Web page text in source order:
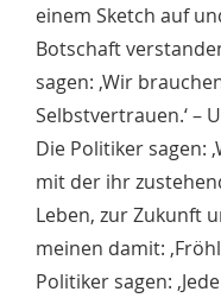
einem Sketch auf
Botschaft
sagen: ‚Wir
Selbstvertrauen.‘ –
Die Politiker sagen:
mit der ihr
Leben, zur Zukunft
meinen damit:
Politiker sagen: